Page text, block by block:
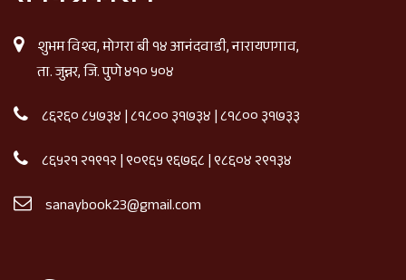
शुभम विश्व, मोगरा बी १४ आनंदवाडी, नारायणगाव,
ता. जुन्नर, जि. पुणे ४१० ५०४
८६२६० ८५७३४|८१८०० ३१७३४|८१८०० ३१७३३
८६५२१ २१९१२|९०९६५ ९६७६८|९८६०४ २९१३४
sanaybook23@gmail.com